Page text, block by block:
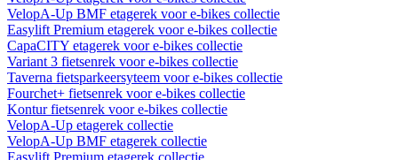
VelopA-Up BMF etagerek voor e-bikes collectie
Easylift Premium etagerek voor e-bikes collectie
CapaCITY etagerek voor e-bikes collectie
Variant 3 fietsenrek voor e-bikes collectie
Taverna fietsparkeersyteem voor e-bikes collectie
Fourchet+ fietsenrek voor e-bikes collectie
Kontur fietsenrek voor e-bikes collectie
VelopA-Up etagerek collectie
VelopA-Up BMF etagerek collectie
Easylift Premium etagerek collectie